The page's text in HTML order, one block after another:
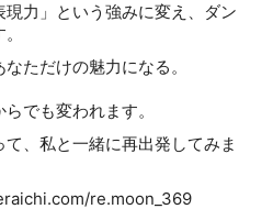
力」という強みに変え、ダン
ただけの魅力になる。
でも変われます。
、私と一緒に再出発してみま
re.moon_369